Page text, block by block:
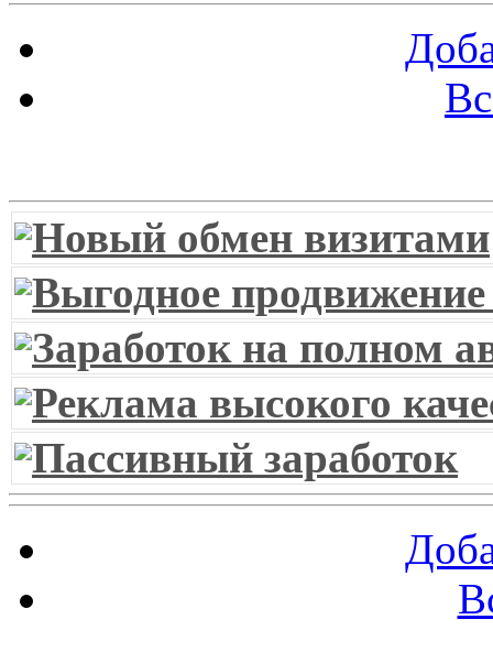
Новый обмен визитами
Выгодное продвижение
Заработок на полном
Реклама высокого
Пассивный заработок